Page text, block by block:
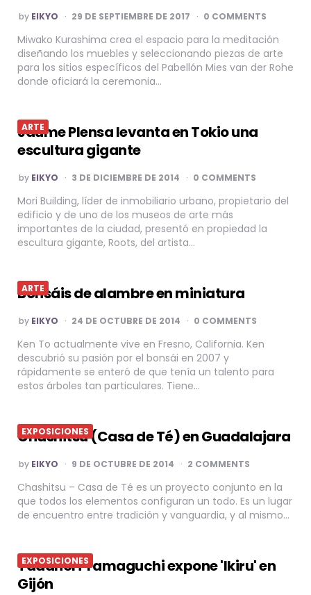
POSTED
BY
by EIKYO 29 DE SEPTIEMBRE DE 2017 0 COMMENTS
Miwako Kurashima crea el espacio para la meditación
diseñando los muebles y seleccionando piezas de arte
para los sitios específicos del Pabellón Mies van der Rohe
donde oficiará la ceremonia…
ARTE
Jaume Plensa levanta en Tokio una
escultura gigante
POSTED
BY
by EIKYO 3 DE DICIEMBRE DE 2014 0 COMMENTS
Mori Building, líder de inmobiliario urbano, propietario del
edificio y de uno de los museos de arte más
importantes de la ciudad, presentó en propiedad la
escultura gigante, Roots, del artista…
ARTE
Bonsáis de alambre en miniatura
POSTED
BY
by EIKYO 24 DE OCTUBRE DE 2014 0 COMMENTS
Ken To actualmente vive en Fresno, California. Ken
descubrió su pasión por el bonsái en 2007 y
rápidamente se enteró de que tenía un talento para
estos árboles tan particulares. Tiene…
EXPOSICIONES
Chashitsu (Casa de Té) en Guadalajara
POSTED
BY
by EIKYO 9 DE OCTUBRE DE 2014 2 COMMENTS
Chashitsu – Casa de Té es un proyecto conjunto en la
que todos los elementos configuran un todo. Es un lugar
de encuentro entre tradición y vanguardia, y al mismo…
EXPOSICIONES
Tadanori Yamaguchi expone 'Ikiru' en
Gijón